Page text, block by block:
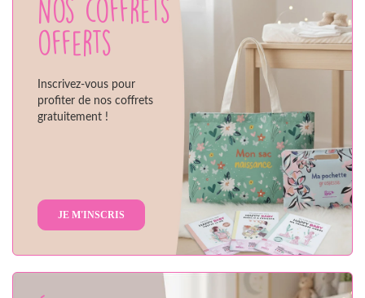
Nos coffrets
offerts
Inscrivez-vous pour
profiter de nos coffrets
gratuitement !
JE M'INSCRIS